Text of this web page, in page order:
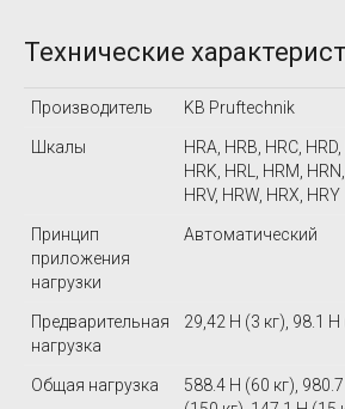
Технические
Производитель KB Pruftechnik
Шкалы
HRA, HRB, HRC,
HRK, HRL, HRM,
HRV, HRW, HRX, HRY
Принцип
приложения
нагрузки
Автоматический
Предварительная
нагрузка
29,42 Н (3 кг), 98.1 Н
Общая нагрузка
588.4 Н (60 кг),